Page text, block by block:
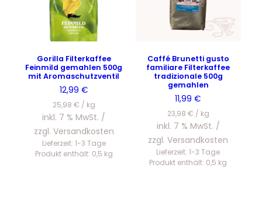
Gorilla Filterkaffee
Feinmild gemahlen 500g
mit Aromaschutzventil
12,99 €
25,98 € / kg
inkl. 7 % MwSt.
zzgl. Versandkosten
Lieferzeit: 1-3 Tage
Produkt enthält: 0,5 kg
Caffé Brunetti gusto
familiare Filterkaffee
tradizionale 500g
gemahlen
11,99€
23,98 € / kg
inkl. 7 % MwSt.
zzgl.Versandkosten
Lieferzeit:1-3 Tage
Produkt enthält: 0,5 kg